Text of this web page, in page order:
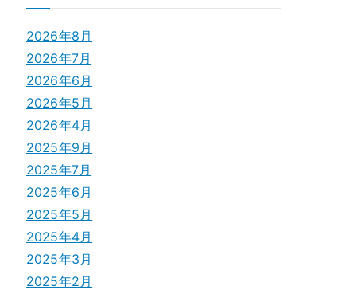
2026年8月
2026年7月
2026年6月
2026年5月
2026年4月
2025年9月
2025年7月
2025年6月
2025年5月
2025年4月
2025年3月
2025年2月